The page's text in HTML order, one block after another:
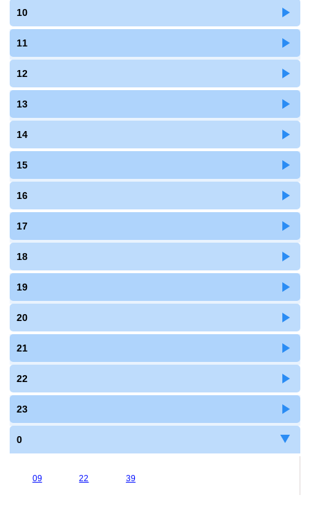
10
11
12
13
14
15
16
17
18
19
20
21
22
23
0
09 22 39